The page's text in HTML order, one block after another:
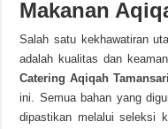
Makanan
Salah satu kekhawatiran
adalah kualitas dan
Catering Aqiqah
ini. Semua bahan yang
dipastikan melalui seleksi